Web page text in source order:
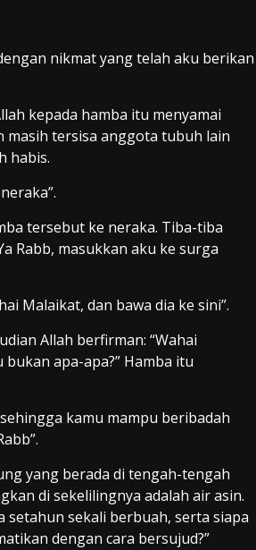
nikmat yang telah aku berikan
kepada hamba itu menyamai
masih tersisa anggota tubuh lain
habis.
tersebut ke neraka. Tiba-tiba
Rabb, masukkan aku ke surga
Malaikat, dan bawa dia ke sini”.
Allah berfirman: “Wahai
apa-apa?” Hamba itu
kamu mampu beribadah
yang berada di tengah-tengah
di sekelilingnya adalah air asin.
setahun sekali berbuah, serta siapa
dengan cara bersujud?”